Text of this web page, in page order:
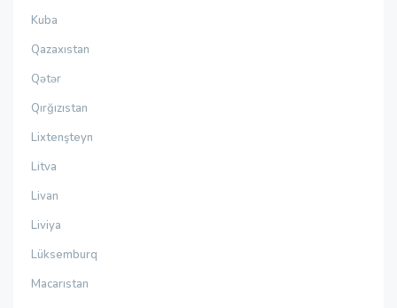
Kuba
Qazaxıstan
Qətər
Qırğızıstan
Lixtenşteyn
Litva
Livan
Liviya
Lüksemburq
Macarıstan